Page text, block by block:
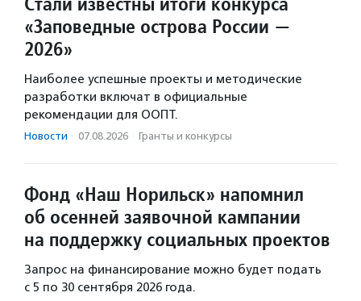
«Заповедные острова России —
2026»
Наиболее успешные проекты и методические
разработки включат в официальные
рекомендации для ООПТ.
Новости · 07.08.2026 · Гранты и конкурсы
Фонд «Наш Норильск» напомнил
об осенней заявочной кампании
на поддержку социальных проектов
Запрос на финансирование можно будет подать
с 5 по 30 сентября 2026 года.